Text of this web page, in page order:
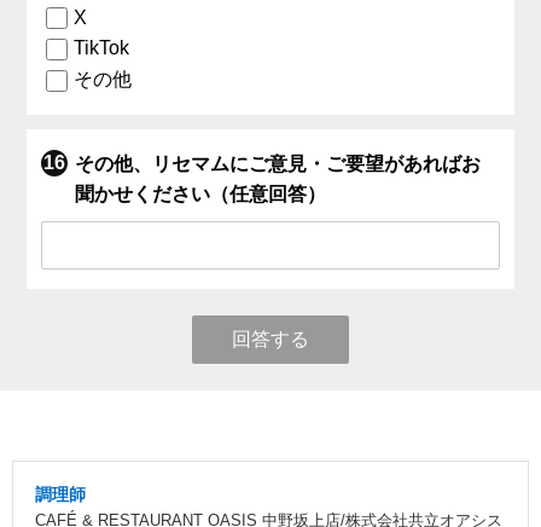
X
TikTok
その他
その他、リセマムにご意見・ご要望があればお
聞かせください（任意回答）
回答する
調理師
CAFÉ & RESTAURANT OASIS 中野坂上店/株式会社共立オアシス